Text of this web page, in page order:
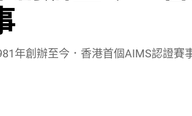
年創辦至今．香港首個AIMS認證賽